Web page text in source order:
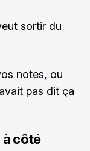
sortir du
notes, ou
pas dit ça
à côté